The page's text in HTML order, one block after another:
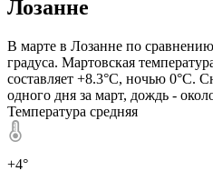
Лозанне
В марте в Лозанне по
градуса. Мартовская
составляет +8.3°C, ночью 0°C.
одного дня за март, дождь -
Температура средняя
+4°